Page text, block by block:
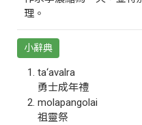
理。
小辭典
ta‘avalra
勇士成年禮
molapangolai
祖靈祭